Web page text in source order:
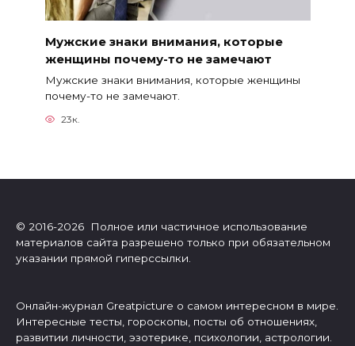
Мужские знаки внимания, которые
женщины почему-то не замечают
Мужские знаки внимания, которые женщины
почему-то не замечают.
23к.
© 2016-2026 Полное или частичное использование
материалов сайта разрешено только при обязательном
указании прямой гиперссылки.
Онлайн-журнал Greatpicture о самом интересном в мире.
Интересные тесты, гороскопы, посты об отношениях,
развитии личности, эзотерике, психологии, астрологии.